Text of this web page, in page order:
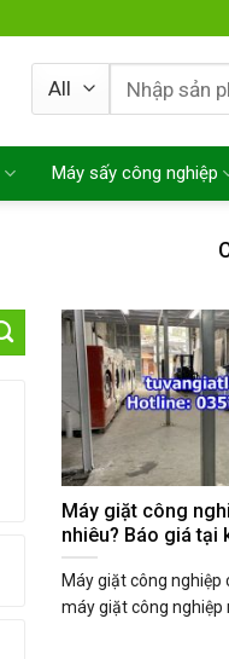
Tìm
kiếm:
Máy sấy công nghiệp
Máy giặt công
nhiêu? Báo giá tại
Máy giặt công nghiệp
máy giặt công nghiệp